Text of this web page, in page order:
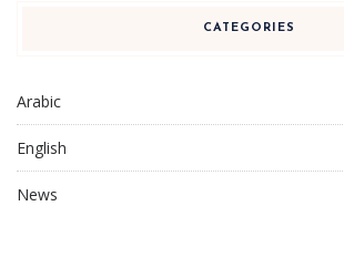
CATEGORIES
Arabic
English
News